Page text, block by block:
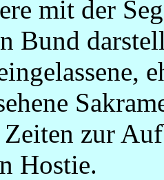
mit der
Bund
zur
Hostie.